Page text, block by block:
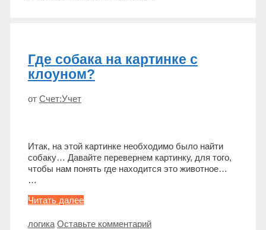
Где собака на картинке с
клоуном?
от Счет:Учет
Итак, на этой картинке необходимо было найти
собаку… Давайте перевернем картинку, для того,
чтобы нам понять где находится это животное…
…
Читать далееГде
на
Метки
логика Оставьте комментарий